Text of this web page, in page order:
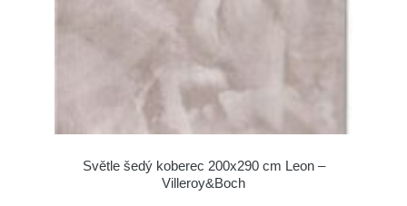
Světle šedý koberec 200x290 cm Leon –
Villeroy&Boch